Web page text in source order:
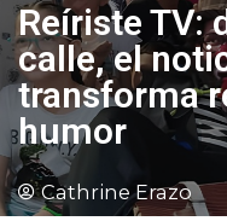
Reíriste TV:
calle, el
transforma
humor
Cathrine Erazo